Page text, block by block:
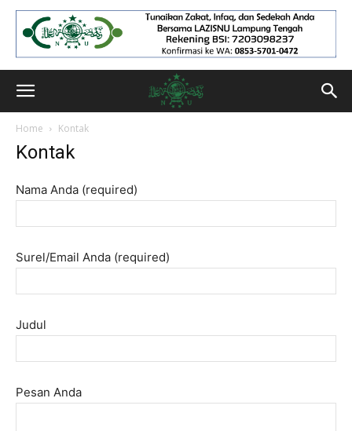
Home Kontak
Kontak
Nama Anda (required)
Surel/Email Anda (required)
Judul
Pesan Anda